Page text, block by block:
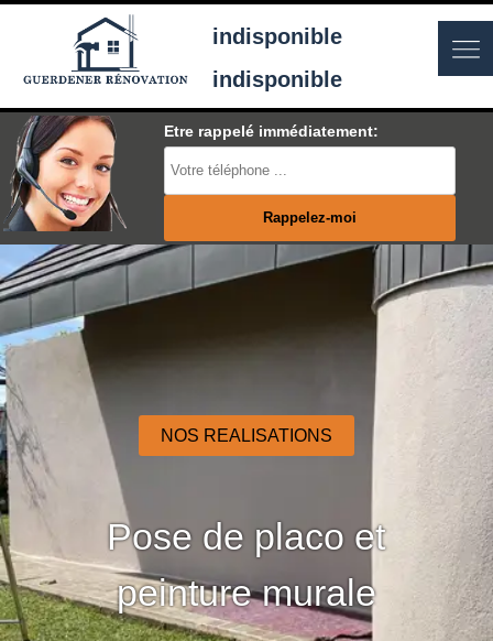
indisponible
indisponible
Etre rappelé immédiatement:
NOS REALISATIONS
Pose de placo et
peinture murale